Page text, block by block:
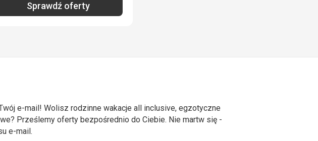
Sprawdź oferty
e-mail! Wolisz rodzinne wakacje all inclusive, egzotyczne
Prześlemy oferty bezpośrednio do Ciebie. Nie martw się -
e-mail.